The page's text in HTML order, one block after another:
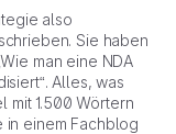
also
Sie haben
man eine NDA
Alles, was
mit 1.500 Wörtern
in einem Fachblog